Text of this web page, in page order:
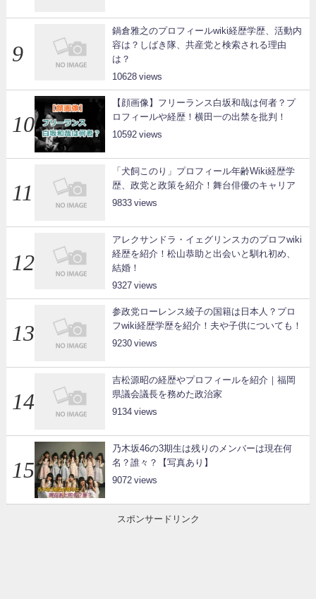
鍋倉雅之のプロフィールwiki経歴学歴、活動内
容は？しばき隊、共産党と検索される理由
は？
10628
【顔画像】フリーランス白坂和哉は何者？プ
ロフィールや経歴！横田一の出禁を批判！
10592
「犬飼このり」プロフィール年齢Wiki経歴学
歴、政党と政策を紹介！舞台俳優のキャリア
9833
アレクサンドラ・イェグリンスカのプロフwiki
経歴を紹介！松山恭助と出会いと馴れ初め、
結婚！
9327
参政党ローレンス綾子の国籍は日本人？プロ
フwiki経歴学歴を紹介！夫や子供についても！
9230
吉松源昭の経歴やプロフィールを紹介｜福岡
県議会議長を務めた政治家
9134
乃木坂46の3期生は残りのメンバーは現在何
名？誰々？【写真あり】
9072
スポンサードリンク